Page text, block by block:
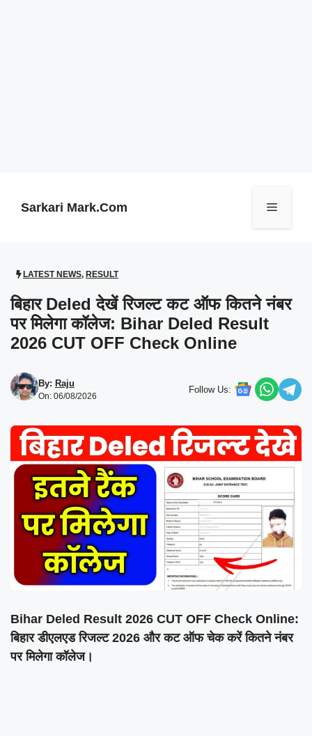
Sarkari Mark.Com Menu
LATEST NEWS, RESULT
बिहार Deled देखें रिजल्ट कट ऑफ कितने नंबर
पर मिलेगा कॉलेज: Bihar Deled Result
2026 CUT OFF Check Online
By: Raju
On: 06/08/2026
Follow Us:
Bihar Deled Result 2026 CUT OFF Check Online:
बिहार डीएलएड रिजल्ट 2026 और कट ऑफ चेक करें कितने नंबर
पर मिलेगा कॉलेज।